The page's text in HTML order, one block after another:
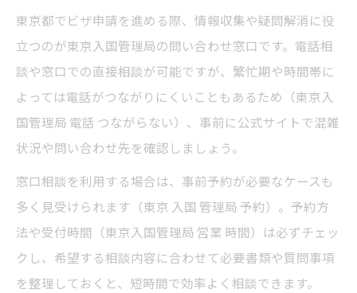
東京都でビザ申請を進める際、情報収集や疑問解消に役
立つのが東京入国管理局の問い合わせ窓口です。電話相
談や窓口での直接相談が可能ですが、繁忙期や時間帯に
よっては電話がつながりにくいこともあるため（東京入
国管理局 電話 つながらない）、事前に公式サイトで混雑
状況や問い合わせ先を確認しましょう。
窓口相談を利用する場合は、事前予約が必要なケースも
多く見受けられます（東京 入国 管理局 予約）。予約方
法や受付時間（東京入国管理局 営業 時間）は必ずチェッ
クし、希望する相談内容に合わせて必要書類や質問事項
を整理しておくと、短時間で効率よく相談できます。